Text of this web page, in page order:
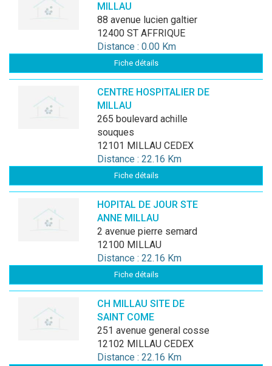
MILLAU
88 avenue lucien galtier
12400 ST AFFRIQUE
Distance : 0.00 Km
Fiche détails
CENTRE HOSPITALIER DE
MILLAU
265 boulevard achille
souques
12101 MILLAU CEDEX
Distance : 22.16 Km
Fiche détails
HOPITAL DE JOUR STE
ANNE MILLAU
2 avenue pierre semard
12100 MILLAU
Distance : 22.16 Km
Fiche détails
CH MILLAU SITE DE
SAINT COME
251 avenue general cosse
12102 MILLAU CEDEX
Distance : 22.16 Km